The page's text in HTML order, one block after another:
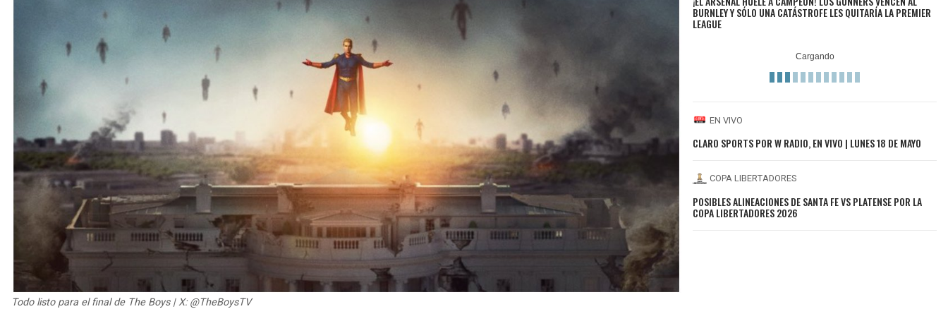
Todo listo para el final de The Boys | X: @TheBoysTV
BURNLEY Y SÓLO UNA CATÁSTROFE LES QUITARÍA LA PREMIER
LEAGUE
EN VIVO
CLARO SPORTS POR W RADIO, EN VIVO | LUNES 18 DE MAYO
COPA LIBERTADORES
POSIBLES ALINEACIONES DE SANTA FE VS PLATENSE POR LA
COPA LIBERTADORES 2026